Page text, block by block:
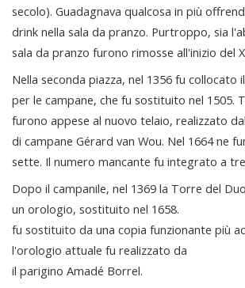
secolo). Guadagnava qualcosa in più
drink nella sala da pranzo. Purtroppo, sia
sala da pranzo furono rimosse all'inizio del
Nella seconda piazza, nel 1356 fu collocato
per le campane, che fu sostituito nel 1505.
furono appese al nuovo telaio, realizzato
di campane Gérard van Wou. Nel 1664 ne
sette. Il numero mancante fu integrato a
Dopo il campanile, nel 1369 la Torre del
un orologio, sostituito nel 1658.
fu sostituito da una copia funzionante più
l'orologio attuale fu realizzato da
il parigino Amadé Borrel.